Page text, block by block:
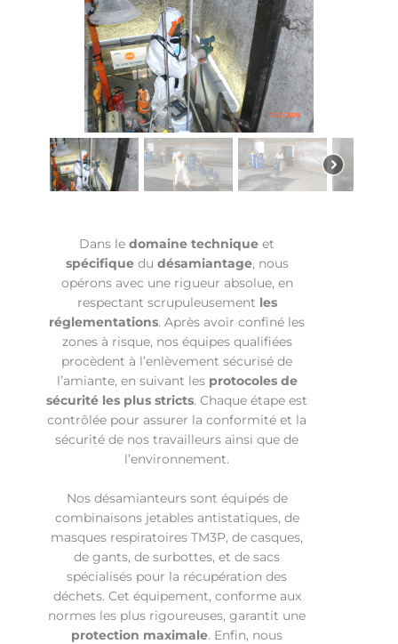
Dans le domaine technique et
spécifiquedu désamiantage, nous
opérons avec une rigueur absolue, en
respectant scrupuleusement les
réglementations. Après avoir confiné les
zones à risque, nos équipes qualifiées
procèdent à l’enlèvement sécurisé de
l’amiante, en suivant les protocoles de
sécurité les plus stricts. Chaque étape est
contrôlée pour assurer la conformité et la
sécurité de nos travailleurs ainsi que de
l’environnement.
Nos désamianteurs sont équipés de
combinaisons jetables antistatiques, de
masques respiratoires TM3P, de casques,
de gants, de surbottes, et de sacs
spécialisés pour la récupération des
déchets. Cet équipement, conforme aux
normes les plus rigoureuses, garantit une
protection maximale. Enfin, nous